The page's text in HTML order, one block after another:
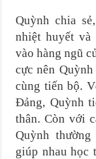
Quỳnh chia
nhiệt huyết và
vào hàng ngũ
cực nên
cùng tiến bộ.
Đảng, Quỳnh
thân. Còn với
Quỳnh
giúp nhau học